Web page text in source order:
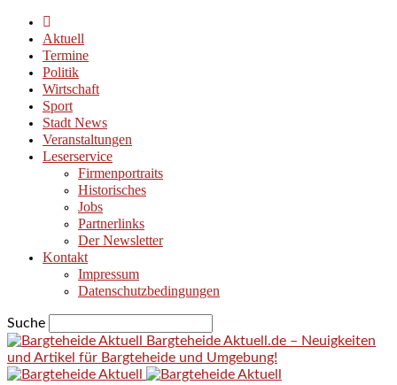
Aktuell
Termine
Politik
Wirtschaft
Sport
Stadt News
Veranstaltungen
Leserservice
Firmenportraits
Historisches
Jobs
Partnerlinks
Der Newsletter
Kontakt
Impressum
Datenschutzbedingungen
Suche
Bargteheide Aktuell.de – Neuigkeiten
und Artikel für Bargteheide und Umgebung!